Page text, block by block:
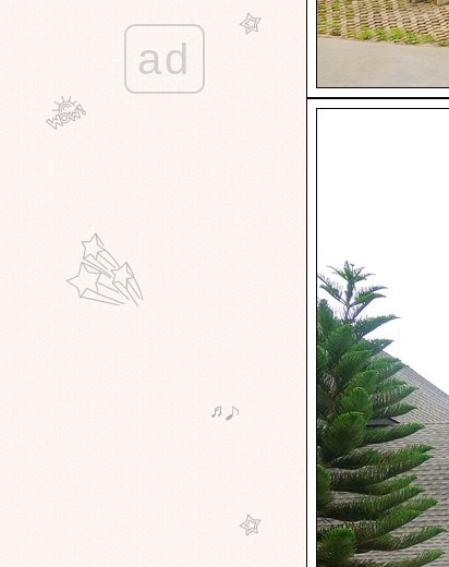
ทนายอ้วนชวนหิว - อร่อยนอกกรุง -
ก๋วยเตี๋ยวต้มยำตาเฮงกับยายสุข
ทนายอ้วนชวนหิว - อร่อยนอกกรุง -
เจ๊ริน กุ้งเผา บางเลน นครปฐม
ทนายอ้วนชวนหิว - อร่อยนอกกรุง -
Hanaaa Cafe' เขาใหญ่
ทนายอ้วนชวนหิว - อร่อยนอกกรุง -
ร.ศ. 111 คาเฟ่ บาย วิลล่า มูเซ่ เขา
กะดำ Coffee บางกร่าง นนทบุรี
ad